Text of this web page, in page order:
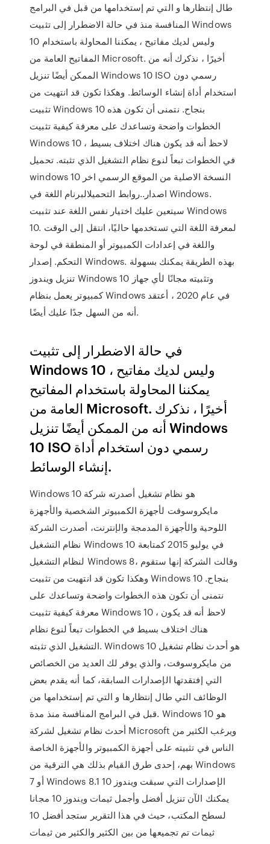
طال إنتظارها و التي تم إستخدامها من قبل في البرامج
المنافسة منذ في حالة الاضطرار إلى تثبيت Windows
10 وليس لديك مفاتيح ، يمكننا المحاولة باستخدام
المفاتيح العامة من Microsoft. أخيرًا ، نذكرك أنه من
الممكن أيضًا تنزيل Windows 10 ISO رسمي دون
استخدام أداة إنشاء الوسائط. وهكذا تكون قد انتهيت من
تثبيت Windows 10 بنجاح. نتمنى أن تكون هذه
الخطوات واضحة وتساعدك على معرفة كيفية تثبيت
Windows 10 ، لاحظ أنه قد يكون هناك اختلاف بسيط
في الخطوات تبعاً لنوع نظام التشغيل الذي تثبته. تحميل
windows 10 النسخة الاصلية من الموقع الرسمي اخر
اصدار..روابط التحميلالبرنام اللغة في Windows.
سيتعين عليك اختيار نفس اللغة عند تثبيت Windows
10. لمعرفة اللغة التي تستخدمها حاليًا، انتقل إلى الوقت
واللغة في إعدادات الكمبيوتر أو المنطقة في لوحة
التحكم. إصدار Windows. بهذه الطريقة يمكنك بسهولة
تنزيل ويندوز Windows 10 وتثبيته مجانًا لأي جهاز
كمبيوتر يعمل بنظام Windows في عام 2020 ، أعتقد
أنه من السهل جدًا عليك أيضًا.
في حالة الاضطرار إلى تثبيت
Windows 10 وليس لديك مفاتيح ،
يمكننا المحاولة باستخدام المفاتيح
العامة من Microsoft. أخيرًا ، نذكرك
أنه من الممكن أيضًا تنزيل Windows
10 ISO رسمي دون استخدام أداة
إنشاء الوسائط.
Windows 10 هو نظام تشغيل أصدرته شركة
مايكروسوفت لأجهزة الكمبيوتر الشخصية والأجهزة
اللوحية والأجهزة المدمجة والإنترنت، أصدرت الشركة
نظام التشغيل Windows 10 في يوليو 2015 كمتابعة
لنظام التشغيل Windows 8، وقالت الشركة إنها ستقوم
وهكذا تكون قد انتهيت من تثبيت Windows 10 بنجاح.
نتمنى أن تكون هذه الخطوات واضحة وتساعدك على
معرفة كيفية تثبيت Windows 10 ، لاحظ أنه قد يكون
هناك اختلاف بسيط في الخطوات تبعاً لنوع نظام
التشغيل الذي تثبته. Windows 10 هو أحدث نظام تشغيل
من مايكروسوفت، والذي يوفر لك العديد من الخصائص
التي إفتقدتها الإصدارات السابقة، كما أنه يقدم بعض
الوظائف التي طال إنتظارها و التي تم إستخدامها من
قبل في البرامج المنافسة منذ مدة. Windows 10 هو
أحدث نظام تشغيل لشركة Microsoft ويرغب الكثير من
الناس في تثبيته على أجهزة الكمبيوتر والأجهزة الخاصة
بهم، إحدى طرق القيام بذلك هي الترقية من Windows
7 أو Windows 8.1 الإصدارات التي سبقت ويندوز 10
يمكنك الآن تنزيل أفضل وأجمل ثيمات ويندوز 10 مجانا
لسطح المكتب، حيث في هذا التقرير ستجد أفضل 10
ثيمات تم تجميعها من بين الكثير والكثير من ثيمات